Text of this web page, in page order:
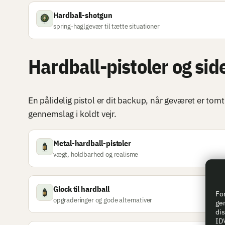
Hardball-shotgun
spring-haglgevær til tætte situationer
Hardball-pistoler og
En pålidelig pistol er dit backup, når geværet er
gennemslag i koldt vejr.
Metal-hardball-pistoler
vægt, holdbarhed og realisme
Glock til hardball
opgraderinger og gode alternativer